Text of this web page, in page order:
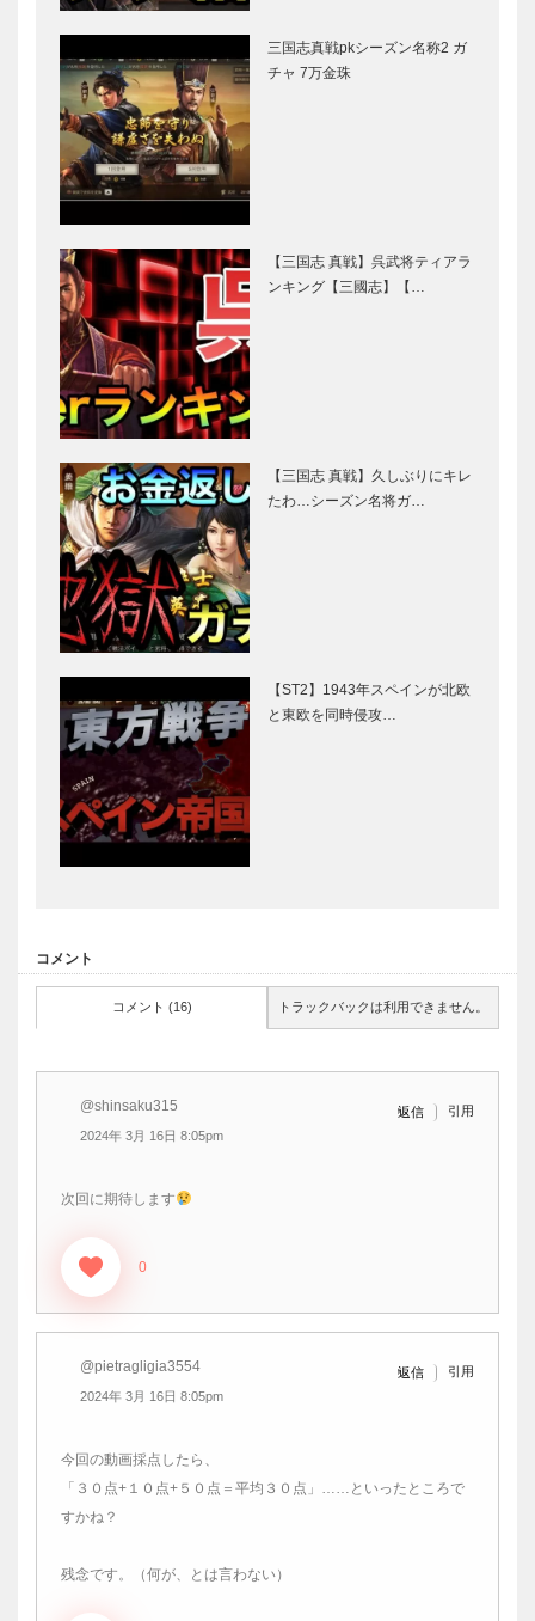
三国志真戦pkシーズン名称2 ガ
チャ 7万金珠
【三国志 真戦】呉武将ティアラ
ンキング【三國志】【…
【三国志 真戦】久しぶりにキレ
たわ…シーズン名将ガ…
【ST2】1943年スペインが北欧
と東欧を同時侵攻…
コメント
コメント (16) トラックバックは利用できません。
@shinsaku315
2024年 3月 16日 8:05pm
返信 引用
次回に期待します
0
@pietragligia3554
2024年 3月 16日 8:05pm
返信 引用
今回の動画採点したら、
「３０点+１０点+５０点＝平均３０点」……といったところで
すかね？
残念です。（何が、とは言わない）